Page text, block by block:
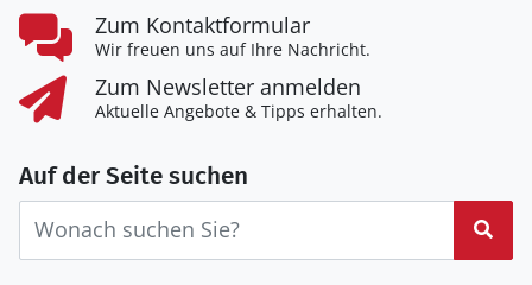
Zum Kontaktformular
Wir freuen uns auf Ihre Nachricht.
Zum Newsletter anmelden
Aktuelle Angebote & Tipps erhalten.
Auf der Seite suchen